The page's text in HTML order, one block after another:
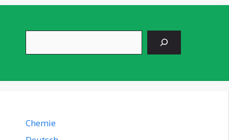
Chemie